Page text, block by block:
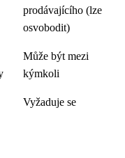
prodávajícího (lze
osvobodit)
Může být mezi
kýmkoli
Vyžaduje se